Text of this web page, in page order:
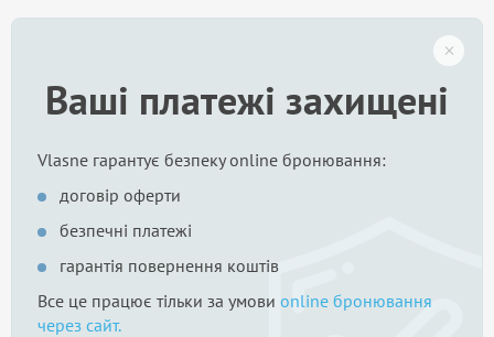
Ваші платежі захищені
Vlasne гарантує безпеку online бронювання:
договір оферти
безпечні платежі
гарантія повернення коштів
Все це працює тільки за умови online бронювання
через сайт.